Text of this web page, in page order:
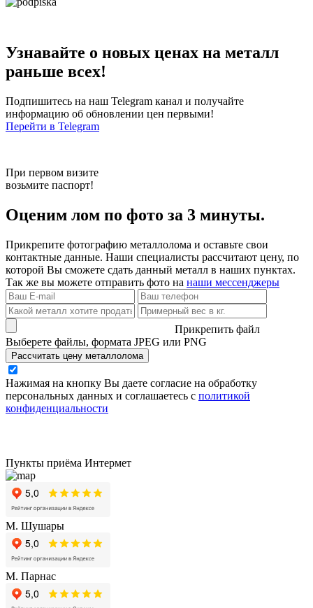
Узнавайте о новых ценах на металл
раньше всех!
Подпишитесь на наш Telegram канал и получайте
информацию об обновлении цен первыми!
Перейти в Telegram
При первом визите
возьмите паспорт!
Оценим лом по фото за 3 минуты.
Прикрепите фотографию металлолома и оставьте свои
контактные данные. Наши специалисты рассчитают цену, по
которой Вы сможете сдать данный металл в наших пунктах.
Так же вы можете отправить фото на наши мессенджеры
Прикрепить файл
Выберете файлы, формата JPEG или PNG
Рассчитать цену металлолома
Нажимая на кнопку Вы даете согласие на обработку
персональных данных и соглашаетесь с политикой
конфиденциальности
Пункты приёма Интермет
М. Шушары
М. Парнас